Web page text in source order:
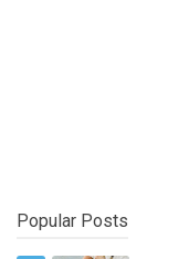
Popular Posts